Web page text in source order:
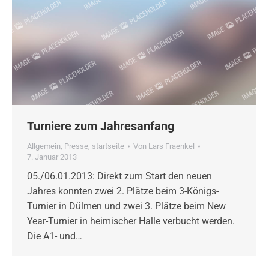
Turniere zum Jahresanfang
Allgemein, Presse, startseite Von Lars Fraenkel
7. Januar 2013
05./06.01.2013: Direkt zum Start den neuen
Jahres konnten zwei 2. Plätze beim 3-Königs-
Turnier in Dülmen und zwei 3. Plätze beim New
Year-Turnier in heimischer Halle verbucht werden.
Die A1- und…